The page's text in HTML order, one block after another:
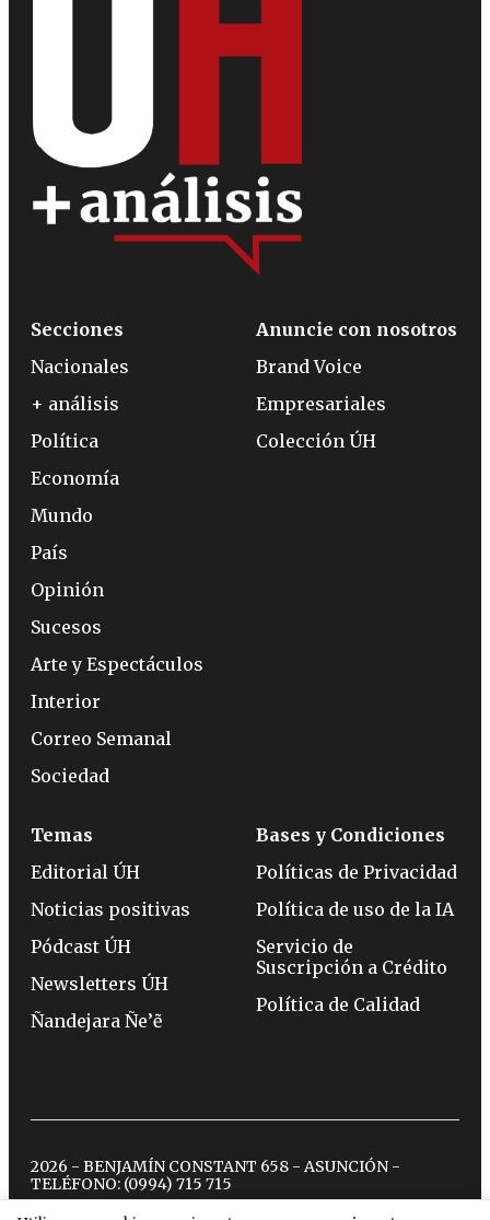
Secciones
Nacionales
+ análisis
Política
Economía
Mundo
País
Opinión
Sucesos
Arte y Espectáculos
Interior
Correo Semanal
Sociedad
Anuncie con nosotros
Brand Voice
Empresariales
Colección ÚH
Temas
Editorial ÚH
Noticias positivas
Pódcast ÚH
Newsletters ÚH
Ñandejara Ñe’ẽ
Bases y Condiciones
Políticas de Privacidad
Política de uso de la IA
Servicio de
Suscripción a Crédito
Política de Calidad
2026 - BENJAMÍN CONSTANT 658 - ASUNCIÓN -
TELÉFONO: (0994) 715 715